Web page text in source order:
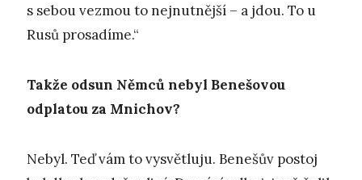
s sebou vezmou to nejnutnější – a jdou. To u
Rusů prosadíme.“
Takže odsun Němců nebyl Benešovou
odplatou za Mnichov?
Nebyl. Teď vám to vysvětluju. Benešův postoj